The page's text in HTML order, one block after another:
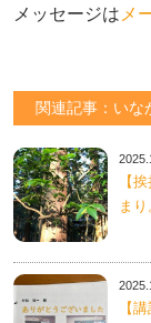
メッセージは メ
関連記事：いな
【
ま
【